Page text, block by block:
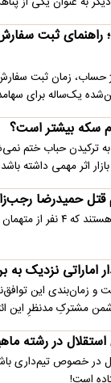
راهنمای ثبت
حساب، زمان ثبت
یک‌ساله برای
سکه بیشتر است؟
ترکیدن حباب ختم
اثر مهمی داشته باشد
برخی گزارش‌ها مدعی
اماراتی نزدیک به
و زمان‌بندی این
مشترکِ مدنظرِ این
در رشته
در خصوص تیم‌داری